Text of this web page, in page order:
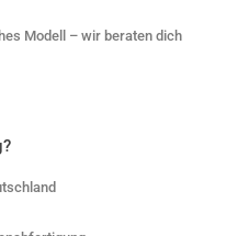
Modell – wir beraten dich